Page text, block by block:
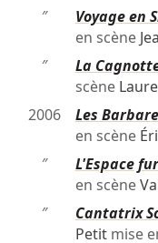
″
Voyage en
en scène
″
La
scène
2006
Les
en scène
″
L'Espace
en scène
″
Cantatrix
Petitmise